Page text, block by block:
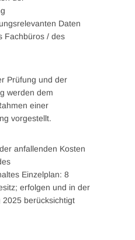
Daten
Fachbüros / des
Prüfung und der
werden dem
einer
vorgestellt.
anfallenden Kosten
Einzelplan: 8
erfolgen und in der
2025 berücksichtigt